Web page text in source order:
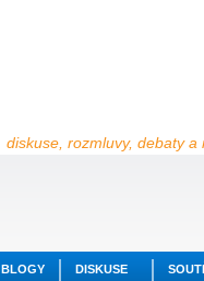
diskuse, rozmluvy, debaty a
BLOGY DISKUSE